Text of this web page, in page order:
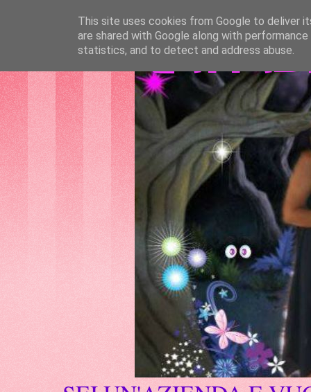
This site uses cookies from Google to deliver
are shared with Google along with
statistics, and to detect and address abuse.